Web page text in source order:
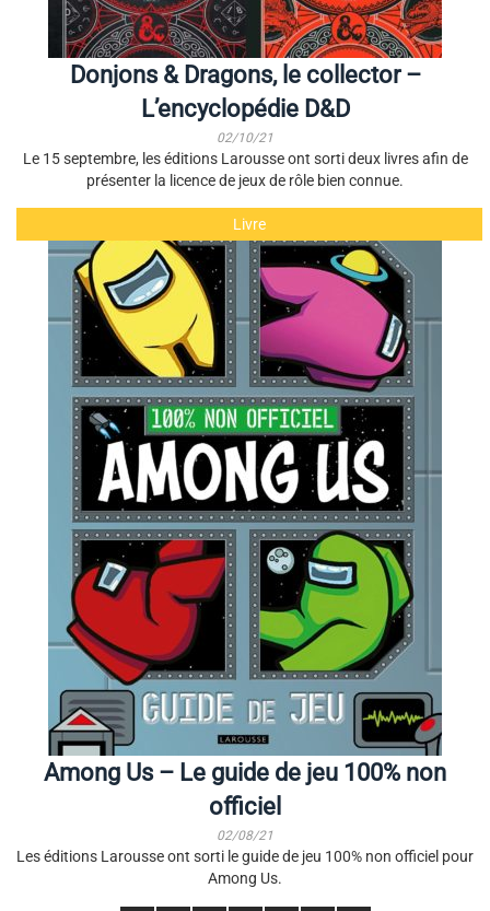
Donjons & Dragons, le collector –
L’encyclopédie D&D
02/10/21
Le 15 septembre, les éditions Larousse ont sorti deux livres afin de
présenter la licence de jeux de rôle bien connue.
Livre
Among Us – Le guide de jeu 100% non
officiel
02/08/21
Les éditions Larousse ont sorti le guide de jeu 100% non officiel pour
Among Us.